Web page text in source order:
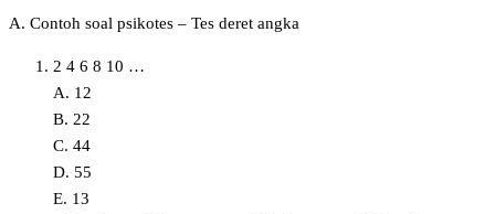
A. Contoh soal psikotes – Tes deret angka
2 4 6 8 10 …
A. 12
B. 22
C. 44
D. 55
E. 13